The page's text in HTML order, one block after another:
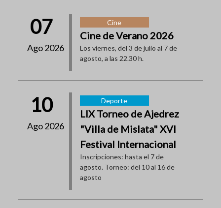
07
Ago 2026
Cine
Cine de Verano 2026
Los viernes, del 3 de julio al 7 de
agosto, a las 22.30 h.
10
Ago 2026
Deporte
LIX Torneo de Ajedrez
"Villa de Mislata" XVI
Festival Internacional
Inscripciones: hasta el 7 de
agosto. Torneo: del 10 al 16 de
agosto